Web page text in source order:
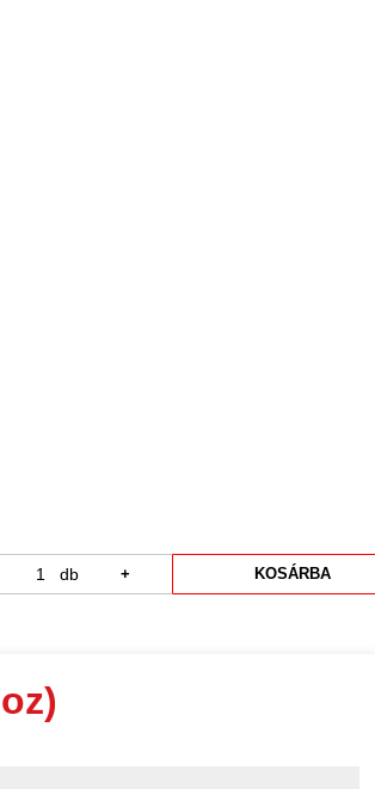
db + KOSÁRBA